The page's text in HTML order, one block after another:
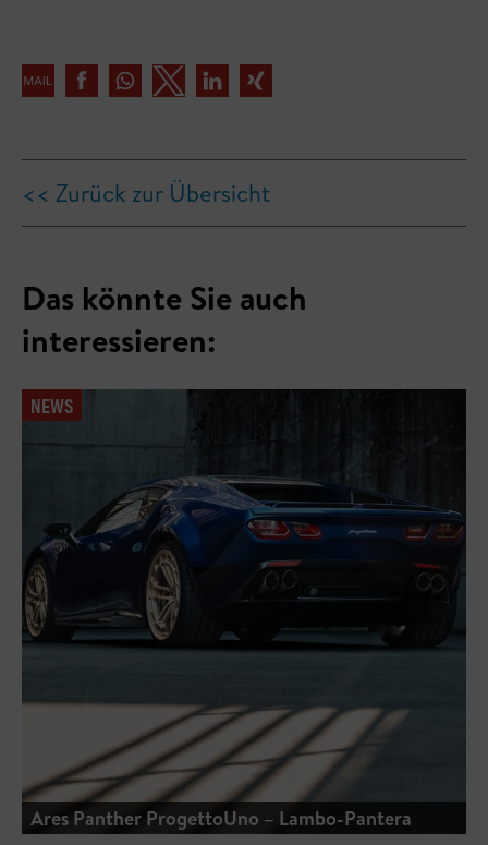
<< Zurück zur Übersicht
Das könnte Sie auch
interessieren:
NEWS
Ares Panther ProgettoUno – Lambo-Pantera